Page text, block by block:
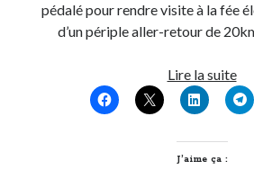
pédalé pour rendre visite à la fée
d’un périple aller-retour de
Lire la suite
le
J’aime ça :